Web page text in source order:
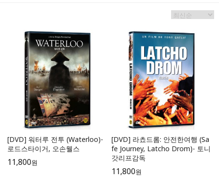
[DVD] 워터루 전투 (Waterloo)-
로드스타이거, 오손웰스
11,800원
[DVD] 라쵸드롬: 안전한여행 (Sa
fe Journey, Latcho Drom)- 토니
갓리프감독
11,800원